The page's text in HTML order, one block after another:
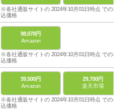
※各社通販サイトの 2024年10月01日時点 での税
込価格
98,078円
Amazon
※各社通販サイトの 2024年10月01日時点 での税
込価格
39,500円
Amazon
29,700円
楽天市場
※各社通販サイトの 2024年10月01日時点 での税
込価格